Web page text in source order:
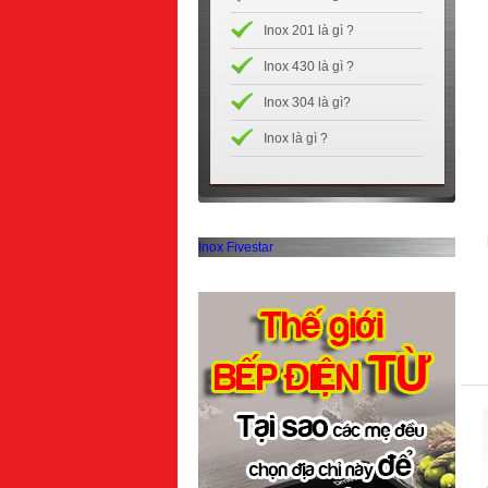
Inox 201 là gì ?
Inox 430 là gì ?
Inox 304 là gì?
Inox là gì ?
Inox Fivestar